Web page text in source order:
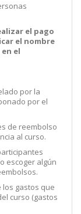
el pago
el nombre
el
por la
por el
de reembolso
al curso.
escoger algún
los gastos que
curso (gastos